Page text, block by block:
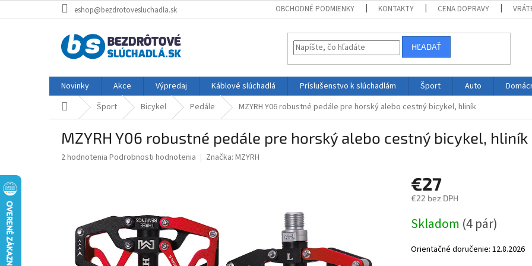
na
eshop@bezdrotovesluchadla.sk OBCHODNÉ PODMIENKY KONTAKTY CENA DOPRAVY
HĽADAŤ
Novinky Akce Výpredaj Káblové slúchadlá Príslušenstvo k slúchadlám Šport Auto
DomovŠport Bicykel Pedále MZYRH Y06 robustné pedále pre horský alebo cestný bicykel, hliník
MZYRH Y06 robustné pedále pre horský alebo cestný bicykel, hliník
Priemerné
hviezdičiek.
2 hodnotenia Podrobnosti hodnotenia Značka: MZYRH
€27
€22 bez DPH
cena:
Skladom (4 pár)
Orientačné doručenie: 12.8.2026